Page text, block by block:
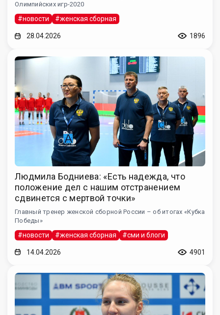
Олимпийских игр-2020
#новости #женская сборная
28.04.2026 1896
Людмила Бодниева: «Есть надежда, что
положение дел с нашим отстранением
сдвинется с мертвой точки»
Главный тренер женской сборной России – об итогах «Кубка
Победы»
#новости #женская сборная #сми и блоги
14.04.2026 4901